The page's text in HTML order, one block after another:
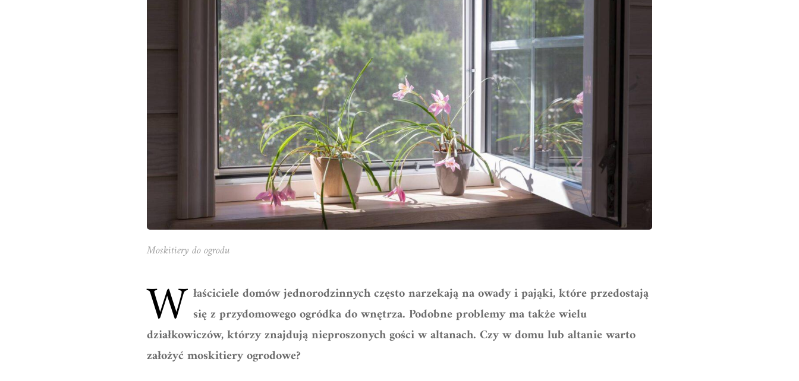
Moskitiery do ogrodu
W łaściciele domów jednorodzinnych często narzekają na owady i pająki, które przedostają
się z przydomowego ogródka do wnętrza. Podobne problemy ma także wielu
działkowiczów, którzy znajdują nieproszonych gości w altanach. Czy w domu lub altanie warto
założyć moskitiery ogrodowe?